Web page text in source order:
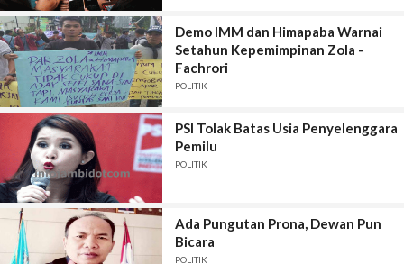
Demo IMM dan Himapaba Warnai
Setahun Kepemimpinan Zola -
Fachrori
POLITIK
PSI Tolak Batas Usia Penyelenggara
Pemilu
POLITIK
Ada Pungutan Prona, Dewan Pun
Bicara
POLITIK